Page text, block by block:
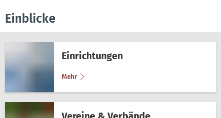
Einblicke
Einrichtungen
Mehr